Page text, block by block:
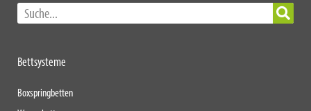
Bettsysteme
Boxspringbetten